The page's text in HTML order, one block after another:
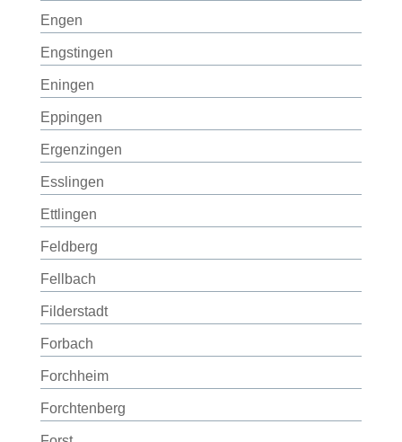
Engen
Engstingen
Eningen
Eppingen
Ergenzingen
Esslingen
Ettlingen
Feldberg
Fellbach
Filderstadt
Forbach
Forchheim
Forchtenberg